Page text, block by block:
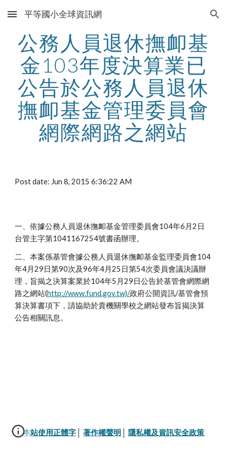
Skip to main content Skip to navigation
平等國小全球資訊網
公務人員退休撫卹基
金103年度決算業已
公告於公務人員退休
撫卹基金管理委員會
網際網路之網站
Post date: Jun 8, 2015 6:36:22 AM
一、依據公務人員退休撫卹基金管理委員會104年6月2日
台管主字第1041167254號書函辦理。
二、本案係基管會據公務人員退休撫卹基金監理委員會104
年4月29日第90次及96年4月25日第54次委員會議決議辦
理，旨揭之決算案業於104年5月29日公告於基管會網際網
路之網站(http://www.fund.gov.tw)/政府公開資訊/基管會預
算決算書項下，請協助於貴機關學校之網站發布旨揭決算
公告相關訊息。
本站使用正體字 著作權聲明 隱私權及資訊安全政策